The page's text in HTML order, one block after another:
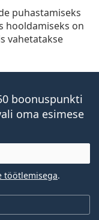
puhastamiseks
hooldamiseks on
vahetatakse
boonuspunkti
oma esimese
töötlemisega.